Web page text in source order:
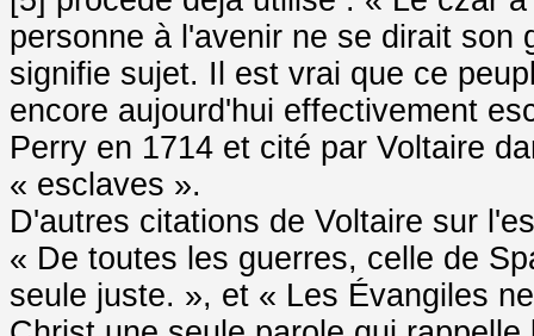
personne à l'avenir ne se dirait son
signifie sujet. Il est vrai que ce
encore aujourd'hui effectivement
Perry en 1714 et cité par Voltaire
« esclaves ».
D'autres citations de Voltaire sur
« De toutes les guerres, celle de
seule juste. », et « Les Évangiles